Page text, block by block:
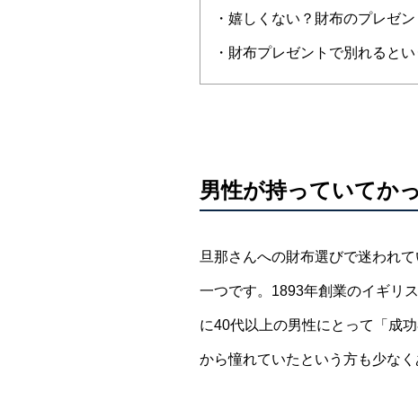
・嬉しくない？財布のプレゼン
・財布プレゼントで別れると
男性が持っていてか
旦那さんへの財布選びで迷われ
一つです。1893年創業のイギリ
に40代以上の男性にとって「成
から憧れていたという方も少なく